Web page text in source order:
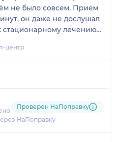
не было совсем. Прием
он даже не дослушал
стационарному лечению
стало ещё хуже, я в
который и вывел меня
центр
НаПоправку
Проверен НаПоправку